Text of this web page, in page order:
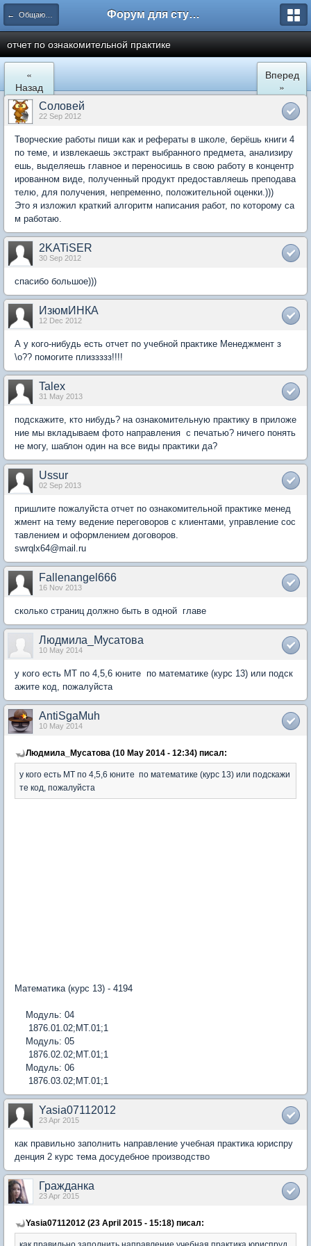
← Общаются менеджеры Форум для студента СГА
отчет по ознакомительной практике
«
Назад
Вперед
»
Соловей
22 Sep 2012
Творческие работы пиши как и рефераты в школе, берёшь книги 4
по теме, и извлекаешь экстракт выбранного предмета, анализиру
ешь, выделяешь главное и переносишь в свою работу в концентр
ированном виде, полученный продукт предоставляешь преподава
телю, для получения, непременно, положительной оценки.)))
Это я изложил краткий алгоритм написания работ, по которому са
м работаю.
2KATiSER
30 Sep 2012
спасибо большое)))
ИзюмИНКА
12 Dec 2012
А у кого-нибудь есть отчет по учебной практике Менеджмент з
\о?? помогите плиззззз!!!!
Talex
31 May 2013
подскажите, кто нибудь? на ознакомительную практику в приложе
ние мы вкладываем фото направления с печатью? ничего понять
не могу, шаблон один на все виды практики да?
Ussur
02 Sep 2013
пришлите пожалуйста отчет по ознакомительной практике менед
жмент на тему ведение переговоров с клиентами, управление сос
тавлением и оформлением договоров.
swrqlx64@mail.ru
Fallenangel666
16 Nov 2013
сколько страниц должно быть в одной главе
Людмила_Мусатова
10 May 2014
у кого есть МТ по 4,5,6 юните по математике (курс 13) или подск
ажите код, пожалуйста
AntiSgaMuh
10 May 2014
Людмила_Мусатова (10 May 2014 - 12:34) писал:
у кого есть МТ по 4,5,6 юните по математике (курс 13) или подскажи
те код, пожалуйста
Математика (курс 13) - 4194
Модуль: 04
1876.01.02;МТ.01;1
Модуль: 05
1876.02.02;МТ.01;1
Модуль: 06
1876.03.02;МТ.01;1
Yasia07112012
23 Apr 2015
как правильно заполнить направление учебная практика юриспру
денция 2 курс тема досудебное производство
Гражданка
23 Apr 2015
Yasia07112012 (23 April 2015 - 15:18) писал: